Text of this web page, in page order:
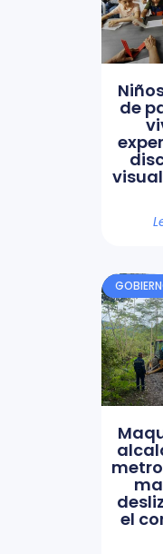
de
el